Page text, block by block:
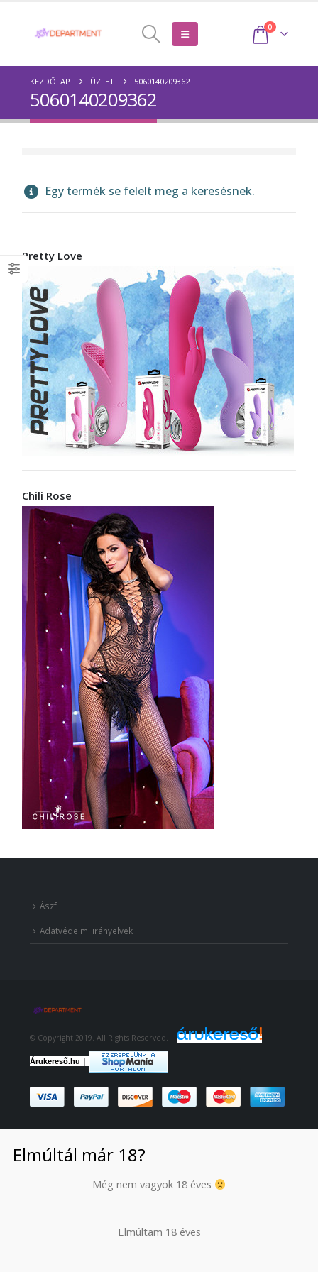
0
KEZDŐLAP ÜZLET 5060140209362
5060140209362
Egy termék se felelt meg a keresésnek.
Pretty Love
Chili Rose
Ászf
Adatvédelmi irányelvek
© Copyright 2019. All Rights Reserved. |
Árukereső.hu |
Elmúltál már 18?
Még nem vagyok 18 éves
Elmúltam 18 éves